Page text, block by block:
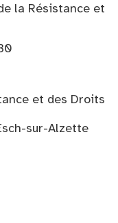
la Résistance et
et des Droits
sur-Alzette